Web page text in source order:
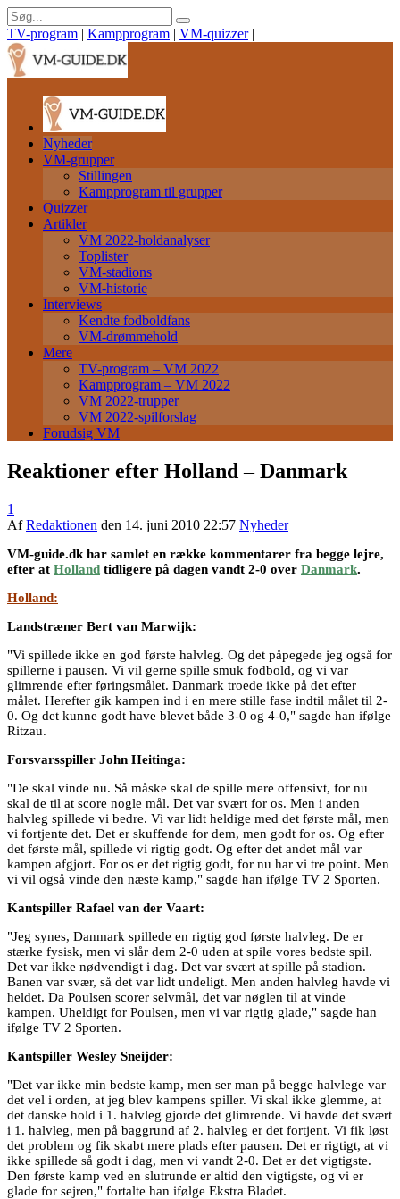
TV-program | Kampprogram | VM-quizzer |
Nyheder
VM-grupper
Stillingen
Kampprogram til grupper
Quizzer
Artikler
VM 2022-holdanalyser
Toplister
VM-stadions
VM-historie
Interviews
Kendte fodboldfans
VM-drømmehold
Mere
TV-program – VM 2022
Kampprogram – VM 2022
VM 2022-trupper
VM 2022-spilforslag
Forudsig VM
Reaktioner efter Holland – Danmark
1
AfRedaktionen den 14. juni 2010 22:57 Nyheder
VM-guide.dk har samlet en række kommentarer fra begge lejre,
efter at Holland tidligere på dagen vandt 2-0 over Danmark.
Holland:
Landstræner Bert van Marwijk:
"Vi spillede ikke en god første halvleg. Og det påpegede jeg også for
spillerne i pausen. Vi vil gerne spille smuk fodbold, og vi var
glimrende efter føringsmålet. Danmark troede ikke på det efter
målet. Herefter gik kampen ind i en mere stille fase indtil målet til 2-
0. Og det kunne godt have blevet både 3-0 og 4-0," sagde han ifølge
Ritzau.
Forsvarsspiller John Heitinga:
"De skal vinde nu. Så måske skal de spille mere offensivt, for nu
skal de til at score nogle mål. Det var svært for os. Men i anden
halvleg spillede vi bedre. Vi var lidt heldige med det første mål, men
vi fortjente det. Det er skuffende for dem, men godt for os. Og efter
det første mål, spillede vi rigtig godt. Og efter det andet mål var
kampen afgjort. For os er det rigtig godt, for nu har vi tre point. Men
vi vil også vinde den næste kamp," sagde han ifølge TV 2 Sporten.
Kantspiller Rafael van der Vaart:
"Jeg synes, Danmark spillede en rigtig god første halvleg. De er
stærke fysisk, men vi slår dem 2-0 uden at spile vores bedste spil.
Det var ikke nødvendigt i dag. Det var svært at spille på stadion.
Banen var svær, så det var lidt undeligt. Men anden halvleg havde vi
heldet. Da Poulsen scorer selvmål, det var nøglen til at vinde
kampen. Uheldigt for Poulsen, men vi var rigtig glade," sagde han
ifølge TV 2 Sporten.
Kantspiller Wesley Sneijder:
"Det var ikke min bedste kamp, men ser man på begge halvlege var
det vel i orden, at jeg blev kampens spiller. Vi skal ikke glemme, at
det danske hold i 1. halvleg gjorde det glimrende. Vi havde det svært
i 1. halvleg, men på baggrund af 2. halvleg er det fortjent. Vi fik løst
det problem og fik skabt mere plads efter pausen. Det er rigtigt, at vi
ikke spillede så godt i dag, men vi vandt 2-0. Det er det vigtigste.
Den første kamp ved en slutrunde er altid den vigtigste, og vi er
glade for sejren," fortalte han ifølge Ekstra Bladet.